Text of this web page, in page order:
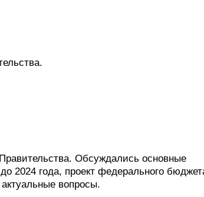
Обсуждались основные
2024 года, проект федерального
вопросы.